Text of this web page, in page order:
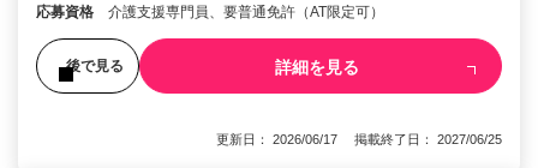
応募資格 介護支援専門員、要普通免許（AT限定可）
後で見る 詳細を見る
更新日： 2026/06/17 掲載終了日： 2027/06/25